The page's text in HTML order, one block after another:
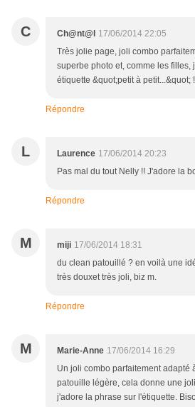
C Ch@nt@l
17/06/2014 22:05
Très jolie page, joli combo
superbe photo et, comme les filles,
étiquette &quot;petit à petit...&quot;
Répondre
L Laurence 17/06/2014 20:23
Pas mal du tout Nelly !! J'adore la
Répondre
M miji 17/06/2014 18:31
du clean patouillé ? en voilà une
très douxet très joli, biz m.
Répondre
M Marie-Anne 17/06/2014 16:29
Un joli combo parfaitement adapté
patouille légère, cela donne une
j'adore la phrase sur l'étiquette.